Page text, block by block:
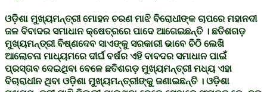
ଓଡ଼ିଶା ମୁଖ୍ୟମନ୍ତ୍ରୀ ମୋହନ ଚରଣ ମାଝି ବିରୋଧୀଙ୍କ ଚାପରେ ମହାନଦୀ
ଜଳ ବିବାଦର ସମାଧାନ କ୍ଷେତ୍ରରେ ପାଦେ ଆଗେଇଛନ୍ତି । ଛତିଶଗଡ଼
ମୁଖ୍ୟମନ୍ତ୍ରୀ ବିଷ୍ଣଦେବ ସାଏଙ୍କୁ ସରକାରୀ ଭାବେ ଚିଠି ଲେଖି
ଆଲୋଚନା ମାଧ୍ୟମରେ ଦୀର୍ଘ ବର୍ଷର ଏହି ବାବଦର ସମାଧାନ ପାଇଁ
ପ୍ରସ୍ତାବ ଦେଇଥିବା ବେଳେ ଛତିଶଗଡ଼ ମୁଖ୍ୟମନ୍ତ୍ରୀ ମଧ୍ୟ ଏହା
ବିଚାରାଧୀନ ଥିବା ଓଡ଼ିଶା ମୁଖ୍ୟମନ୍ତ୍ରୀଙ୍କୁ ଜଣାଇଛନ୍ତି । ଓଡ଼ିଶା